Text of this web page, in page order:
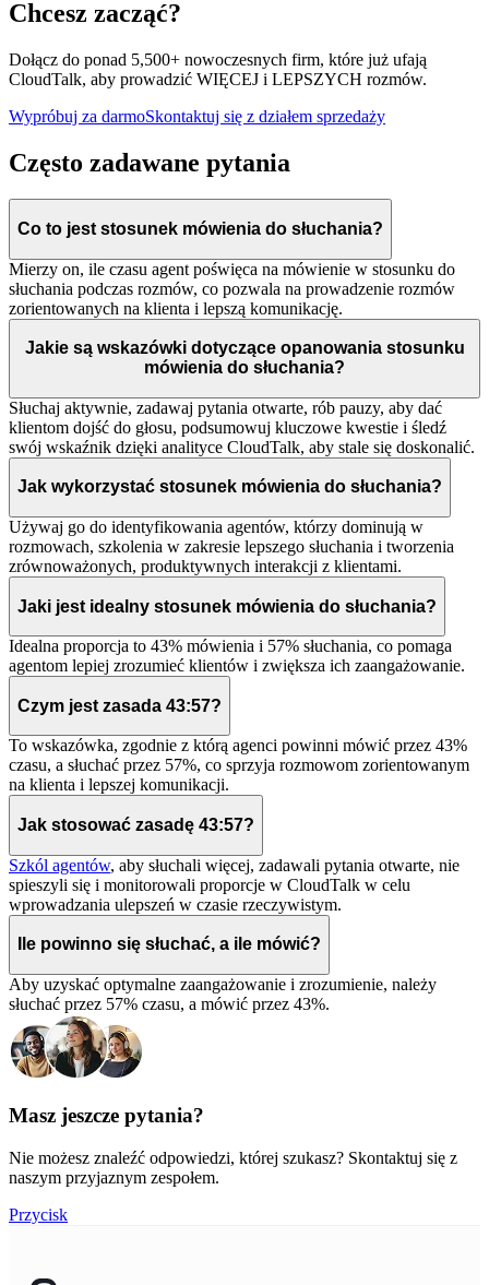
Chcesz zacząć?
Dołącz do ponad 5,500+ nowoczesnych firm, które już ufają
CloudTalk, aby prowadzić WIĘCEJ i LEPSZYCH rozmów.
Wypróbuj za darmoSkontaktuj się z działem sprzedaży
Często zadawane pytania
Co to jest stosunek mówienia do słuchania?
Mierzy on, ile czasu agent poświęca na mówienie w stosunku do
słuchania podczas rozmów, co pozwala na prowadzenie rozmów
zorientowanych na klienta i lepszą komunikację.
Jakie są wskazówki dotyczące opanowania stosunku
mówienia do słuchania?
Słuchaj aktywnie, zadawaj pytania otwarte, rób pauzy, aby dać
klientom dojść do głosu, podsumowuj kluczowe kwestie i śledź
swój wskaźnik dzięki analityce CloudTalk, aby stale się doskonalić.
Jak wykorzystać stosunek mówienia do słuchania?
Używaj go do identyfikowania agentów, którzy dominują w
rozmowach, szkolenia w zakresie lepszego słuchania i tworzenia
zrównoważonych, produktywnych interakcji z klientami.
Jaki jest idealny stosunek mówienia do słuchania?
Idealna proporcja to 43% mówienia i 57% słuchania, co pomaga
agentom lepiej zrozumieć klientów i zwiększa ich zaangażowanie.
Czym jest zasada 43:57?
To wskazówka, zgodnie z którą agenci powinni mówić przez 43%
czasu, a słuchać przez 57%, co sprzyja rozmowom zorientowanym
na klienta i lepszej komunikacji.
Jak stosować zasadę 43:57?
Szkól agentów, aby słuchali więcej, zadawali pytania otwarte, nie
spieszyli się i monitorowali proporcje w CloudTalk w celu
wprowadzania ulepszeń w czasie rzeczywistym.
Ile powinno się słuchać, a ile mówić?
Aby uzyskać optymalne zaangażowanie i zrozumienie, należy
słuchać przez 57% czasu, a mówić przez 43%.
Masz jeszcze pytania?
Nie możesz znaleźć odpowiedzi, której szukasz? Skontaktuj się z
naszym przyjaznym zespołem.
Przycisk